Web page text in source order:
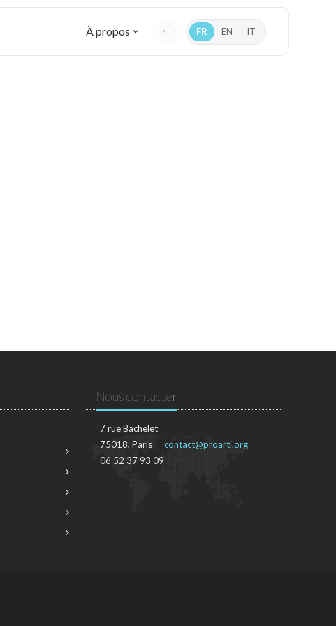
À propos FR EN IT
Nous contacter
7 rue Bachelet
75018, Paris
06 52 37 93 09
contact@proarti.org